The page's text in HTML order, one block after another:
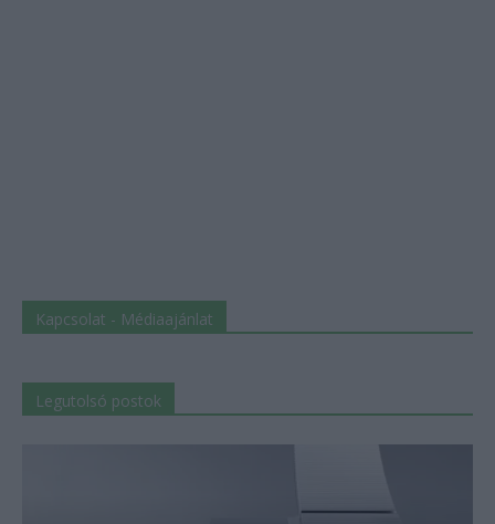
Kapcsolat - Médiaajánlat
Legutolsó postok